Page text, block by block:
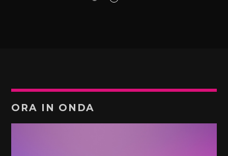
ORA IN ONDA